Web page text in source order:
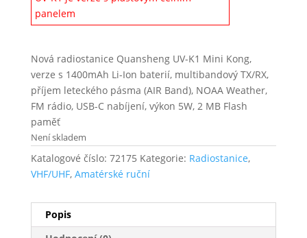
panelem
Nová radiostanice Quansheng UV-K1 Mini Kong,
verze s 1400mAh Li-Ion baterií, multibandový TX/RX,
příjem leteckého pásma (AIR Band), NOAA Weather,
FM rádio, USB-C nabíjení, výkon 5W, 2 MB Flash
paměť
Není skladem
Katalogové číslo: 72175 Kategorie: Radiostanice,
VHF/UHF, Amatérské ruční
Popis